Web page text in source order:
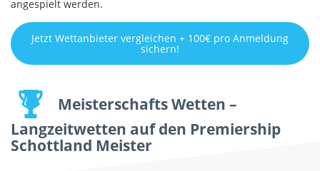
angespielt werden.
Jetzt Wettanbieter vergleichen + 100€ pro Anmeldung
sichern!
Meisterschafts Wetten –
Langzeitwetten auf den Premiership
Schottland Meister